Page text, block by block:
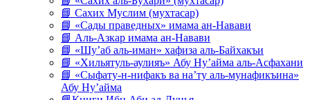
📘 Сахих Муслим (мухтасар)
📘 «Сады праведных» имама ан-Навави
📘 Аль-Азкар имама ан-Навави
📘 «Шу’аб аль-иман» хафиза аль-Байхакъи
📘 «Хильятуль-аулияъ» Абу Ну’айма аль-Асфахани
📘 «Сыфату-н-нифакъ ва на’ту аль-мунафикъина»
Абу Ну’айма